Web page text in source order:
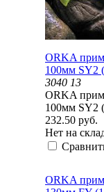
ORKA
100мм SY2
3040 13
ORKA
100мм SY2
232.50 руб.
Нет на
ORKA